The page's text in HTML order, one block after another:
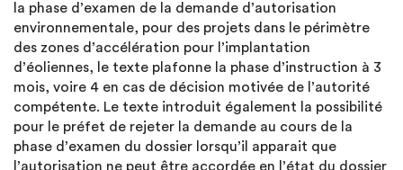
la phase d’examen de la demande d’autorisation
environnementale, pour des projets dans le périmètre
des zones d’accélération pour l’implantation
d’éoliennes, le texte plafonne la phase d’instruction à 3
mois, voire 4 en cas de décision motivée de l’autorité
compétente. Le texte introduit également la possibilité
pour le préfet de rejeter la demande au cours de la
phase d’examen du dossier lorsqu’il apparait que
l’autorisation ne peut être accordée en l’état du dossier